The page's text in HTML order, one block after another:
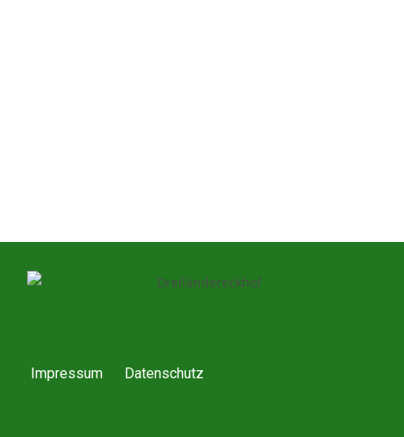
Impressum Datenschutz